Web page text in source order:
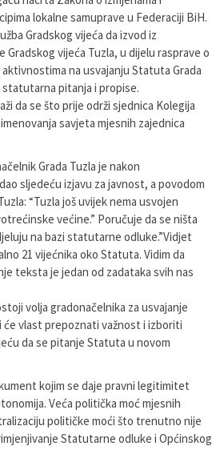
lokalne samuprave u Federaciji BiH.
Gradskog vijeća da izvod iz
Gradskog vijeća Tuzla, u dijelu rasprave o
na usvajanju Statuta Grada
statutarna pitanja i propise.
da se što prije održi sjednica Kolegija
savjeta mjesnih zajednica
Grada Tuzla je nakon
sljedeću izjavu za javnost, a povodom
“Tuzla još uvijek nema usvojen
većine.” Poručuje da se ništa
na bazi statutarne odluke.”Vidjet
21 vijećnika oko Statuta. Vidim da
teksta je jedan od zadataka svih nas
volja gradonačelnika za usvajanje
vlast prepoznati važnost i izboriti
da se pitanje Statuta u novom
kojim se daje pravni legitimitet
Veća politička moć mjesnih
političke moći što trenutno nije
Statutarne odluke i Općinskog